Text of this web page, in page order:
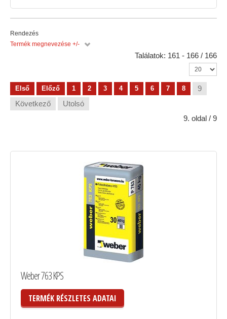
Rendezés
Termék megnevezése +/-
Találatok: 161 - 166 / 166
Első Előző 1 2 3 4 5 6 7 8
9
Következő
Utolsó
9. oldal / 9
Weber 763 KPS
TERMÉK RÉSZLETES ADATAI